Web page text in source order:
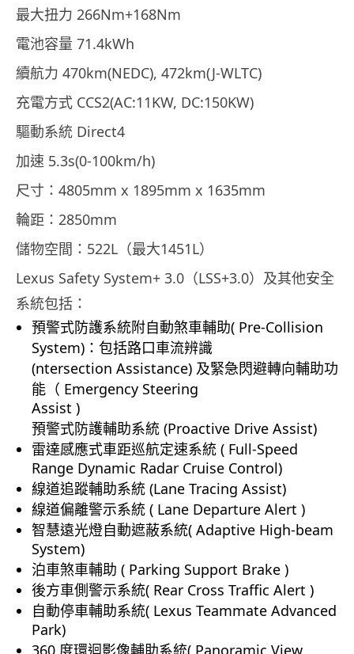
最大扭力 266Nm+168Nm
電池容量 71.4kWh
續航力 470km(NEDC), 472km(J-WLTC)
充電方式 CCS2(AC:11KW, DC:150KW)
驅動系統 Direct4
加速 5.3s(0-100km/h)
尺寸：4805mm x 1895mm x 1635mm
輪距：2850mm
儲物空間：522L（最大1451L）
Lexus Safety System+ 3.0（LSS+3.0）及其他安全
系統包括：
預警式防護系統附自動煞車輔助( Pre-Collision
System)：包括路口車流辨識
(ntersection Assistance) 及緊急閃避轉向輔助功
能（ Emergency Steering
Assist )
預警式防護輔助系統 (Proactive Drive Assist)
雷達感應式車距巡航定速系統 ( Full-Speed
Range Dynamic Radar Cruise Control)
線道追蹤輔助系統 (Lane Tracing Assist)
線道偏離警示系統 ( Lane Departure Alert )
智慧遠光燈自動遮蔽系統( Adaptive High-beam
System)
泊車煞車輔助 ( Parking Support Brake )
後方車側警示系統( Rear Cross Traffic Alert )
自動停車輔助系統( Lexus Teammate Advanced
Park)
360 度環迴影像輔助系統( Panoramic View